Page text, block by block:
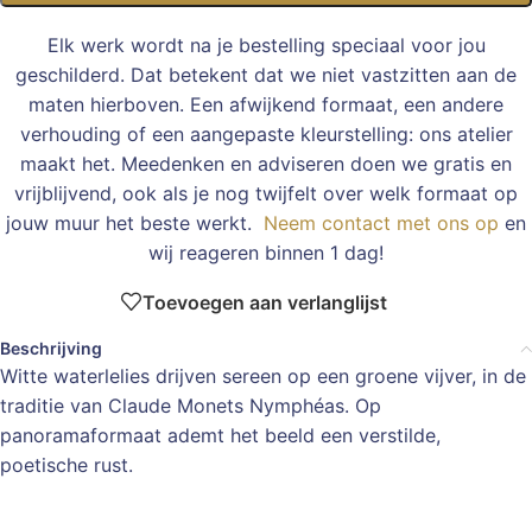
Elk werk wordt na je bestelling speciaal voor jou
geschilderd. Dat betekent dat we niet vastzitten aan de
maten hierboven. Een afwijkend formaat, een andere
verhouding of een aangepaste kleurstelling: ons atelier
maakt het. Meedenken en adviseren doen we gratis en
vrijblijvend, ook als je nog twijfelt over welk formaat op
jouw muur het beste werkt. Neem contact met ons op en
wij reageren binnen 1 dag!
Toevoegen aan verlanglijst
Beschrijving
Witte waterlelies drijven sereen op een groene vijver, in de
traditie van Claude Monets Nymphéas. Op
panoramaformaat ademt het beeld een verstilde,
poetische rust.